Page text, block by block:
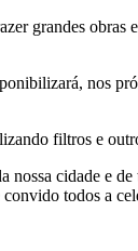
grandes
nos
filtros e
cidade e
todos a